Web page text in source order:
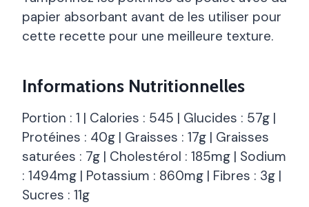
papier absorbant avant de les utiliser pour
cette recette pour une meilleure texture.
Informations Nutritionnelles
Portion : 1 | Calories : 545 | Glucides : 57g |
Protéines : 40g | Graisses : 17g | Graisses
saturées : 7g | Cholestérol : 185mg | Sodium
: 1494mg | Potassium : 860mg | Fibres : 3g |
Sucres : 11g